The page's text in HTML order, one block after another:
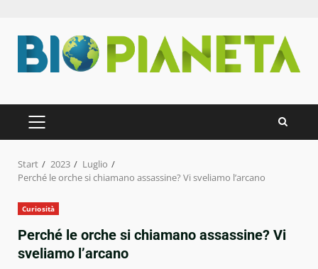
Inhalt
springen
PRIMÄRES
MENÜ
Start 2023
Luglio
Perché le orche si chiamano assassine? Vi sveliamo l’arcano
Curiosità
Perché le orche si chiamano assassine? Vi
sveliamo l’arcano